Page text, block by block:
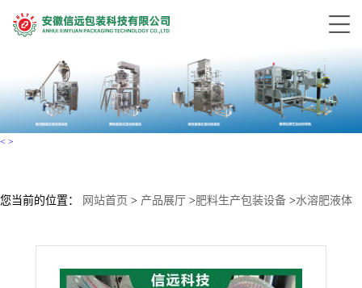
< >
您当前的位置： 网站首页 > 产品展厅 >肥料生产包装设备 >水溶肥液体